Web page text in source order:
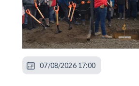
07/08/2026 17:00